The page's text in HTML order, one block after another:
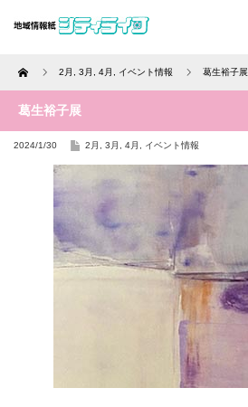
Home 2月 3月 4月 イベント情報 葛生裕子展
葛生裕子展
2024/1/30 2月 3月 4月 イベント情報